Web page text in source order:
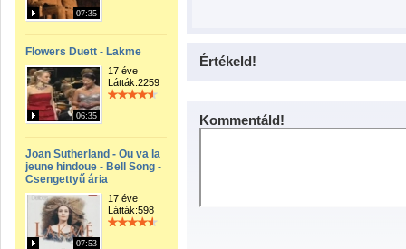
07:35
Flowers Duett - Lakme
06:35
17 éve
Látták:2259
Joan Sutherland - Ou va la
jeune hindoue - Bell Song -
Csengettyű ária
07:53
17 éve
Látták:598
Értékeld!
Kommentáld!